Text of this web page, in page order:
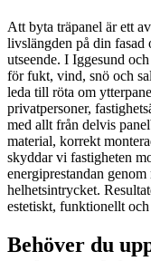
Att byta träpanel är ett
livslängden på din fasad
utseende. I Iggesund
för fukt, vind, snö och
leda till röta om
privatpersoner,
med allt från delvis
material, korrekt
skyddar vi fastigheten
energiprestandan
helhetsintrycket.
estetiskt, funktionellt
Behöver du